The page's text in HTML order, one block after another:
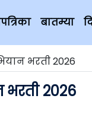
बातम्या
भरती 2026
भरती 2026